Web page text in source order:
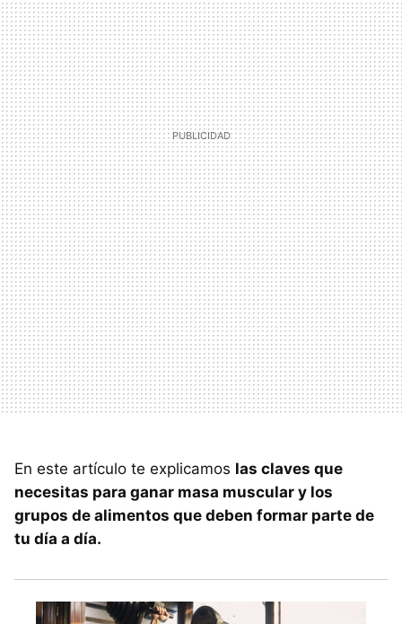
En este artículo te explicamos las claves que
necesitas para ganar masa muscular y los
grupos de alimentos que deben formar parte de
tu día a día.